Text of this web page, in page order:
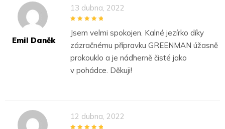
Emil Daněk
13 dubna, 2022
Jsem velmi spokojen. Kalné jezírko díky
zázračnému přípravku GREENMAN úžasně
prokouklo a je nádherně čisté jako
v pohádce. Děkuji!
12 dubna, 2022